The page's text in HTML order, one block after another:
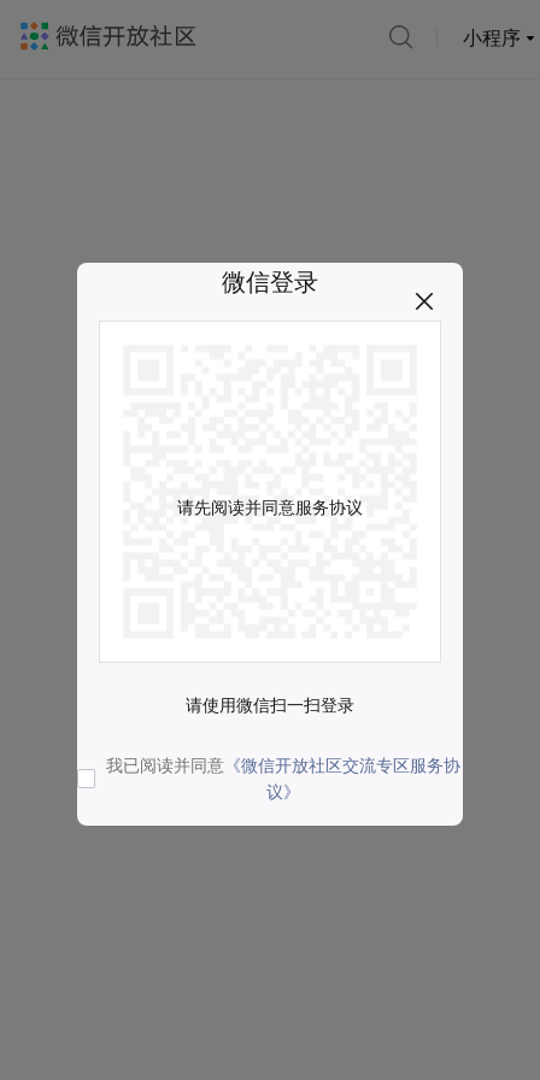
小程序
微信登录
请先阅读并同意服务协议
请使用微信扫一扫登录
我已阅读并同意 《微信开放社区交流专区服务协
议》